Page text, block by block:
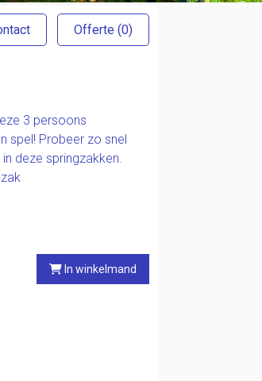
Offerte (0)
3 persoons
spel! Probeer zo snel
deze springzakken.
In winkelmand